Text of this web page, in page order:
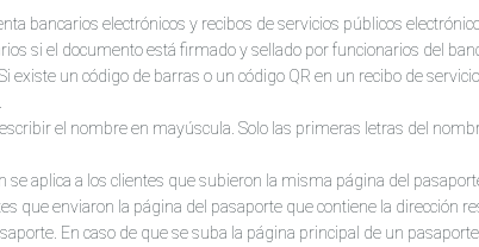
bancarios electrónicos y recibos de servicios públicos
si el documento está firmado y sellado por funcionarios del
existe un código de barras o un código QR en un recibo de
el nombre en mayúscula. Solo las primeras letras del
se aplica a los clientes que subieron la misma página del
que enviaron la página del pasaporte que contiene la dirección
En caso de que se suba la página principal de un